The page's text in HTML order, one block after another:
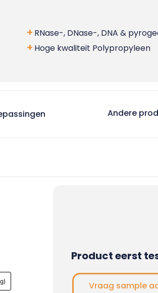
RNase-, DNase-, DNA &
Hoge kwaliteit Polypropyleen
Andere
Product eerst
Vraag sample